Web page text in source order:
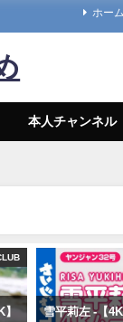
ホーム
本人チャンネル
】
雪平莉左 -【